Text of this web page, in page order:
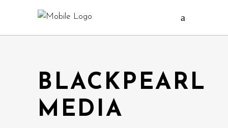
BLACKPEARL
MEDIA